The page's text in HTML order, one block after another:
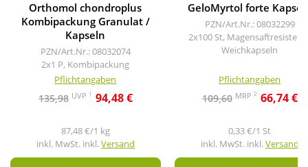
Orthomol chondroplus
Kombipackung Granulat /
Kapseln
PZN/Art.Nr.: 08032074
2x1 P, Kombipackung
Pflichtangaben
135,98 UVP 1 94,48 €
87,48 €/1 kg
inkl. MwSt. inkl.Versand
GeloMyrtol forte
PZN/Art.Nr.: 08032299
2x100 St,
Weichkapseln
Pflichtangaben
109,60 MRP 2 66,74 €
0,33 €/1 St
inkl. MwSt. inkl.Versand